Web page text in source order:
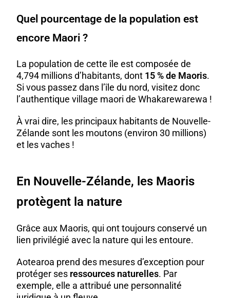
Quel pourcentage de la population est
encore Maori ?
La population de cette île est composée de
4,794 millions d’habitants, dont 15 % de Maoris.
Si vous passez dans l’île du nord, visitez donc
l’authentique village maori de Whakarewarewa !
À vrai dire, les principaux habitants de Nouvelle-
Zélande sont les moutons (environ 30 millions)
et les vaches !
En Nouvelle-Zélande, les Maoris
protègent la nature
Grâce aux Maoris, qui ont toujours conservé un
lien privilégié avec la nature qui les entoure.
Aotearoa prend des mesures d’exception pour
protéger ses ressources naturelles. Par
exemple, elle a attribué une personnalité